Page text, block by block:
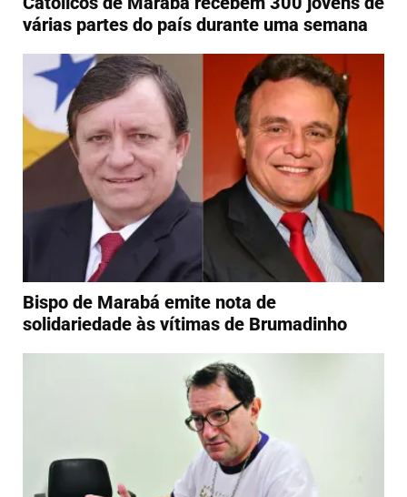
várias partes do país durante uma semana
Bispo de Marabá emite nota de
solidariedade às vítimas de Brumadinho